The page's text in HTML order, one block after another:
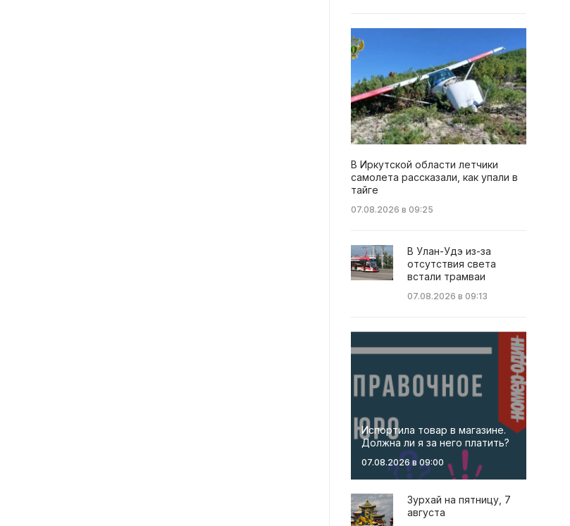
В Иркутской области летчики
самолета рассказали, как упали в
тайге
07.08.2026 в 09:25
В Улан-Удэ из-за
отсутствия света
встали трамваи
07.08.2026 в 09:13
Испортила товар в магазине.
Должна ли я за него платить?
07.08.2026 в 09:00
Зурхай на пятницу, 7
августа